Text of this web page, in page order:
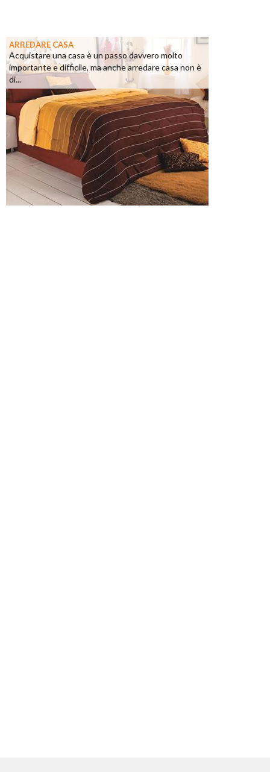
ARREDARE CASA
Acquistare una casa è un passo davvero molto
importante e difficile, ma anche arredare casa non è
di...